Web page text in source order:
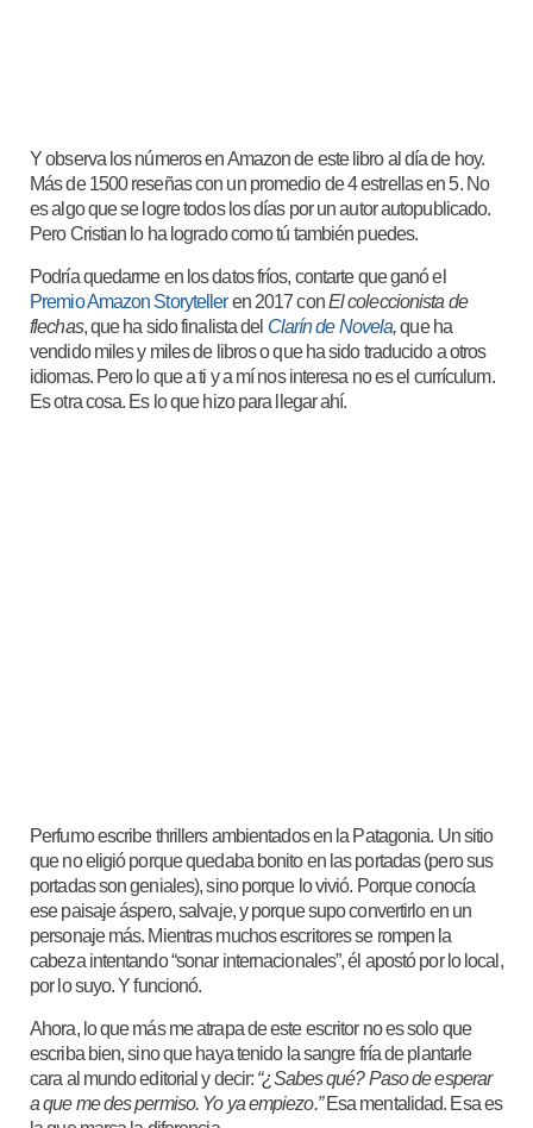
Y observa los números en Amazon de este libro al día de hoy.
Más de 1500 reseñas con un promedio de 4 estrellas en 5. No
es algo que se logre todos los días por un autor autopublicado.
Pero Cristian lo ha logrado como tú también puedes.
Podría quedarme en los datos fríos, contarte que ganó el
Premio Amazon Storytelleren 2017 conEl coleccionista de
flechas, que ha sido finalista del Clarín de Novela,que ha
vendido miles y miles de libros o que ha sido traducido a otros
idiomas. Pero lo que a ti y a mí nos interesa no es el currículum.
Es otra cosa. Es lo que hizo para llegar ahí.
Perfumo escribe thrillers ambientados en la Patagonia. Un sitio
que no eligió porque quedaba bonito en las portadas (pero sus
portadas son geniales), sino porque lo vivió. Porque conocía
ese paisaje áspero, salvaje, y porque supo convertirlo en un
personaje más. Mientras muchos escritores se rompen la
cabeza intentando “sonar internacionales”, él apostó por lo local,
por lo suyo. Y funcionó.
Ahora, lo que más me atrapa de este escritor no es solo que
escriba bien, sino que haya tenido la sangre fría de plantarle
cara al mundo editorial y decir: “¿Sabes qué? Paso de esperar
a que me des permiso. Yo ya empiezo.”Esa mentalidad. Esa es